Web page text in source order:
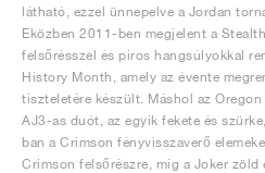
látható, ezzel ünnepelve a Jordan
Eközben 2011-ben megjelent a
felsőrésszel és piros hangsúlyokkal
History Month, amely az évente
tiszteletére készült. Máshol az
AJ3-as duót, az egyik fekete és
ban a Crimson fényvisszaverő
Crimson felsőrészre, míg a Joker